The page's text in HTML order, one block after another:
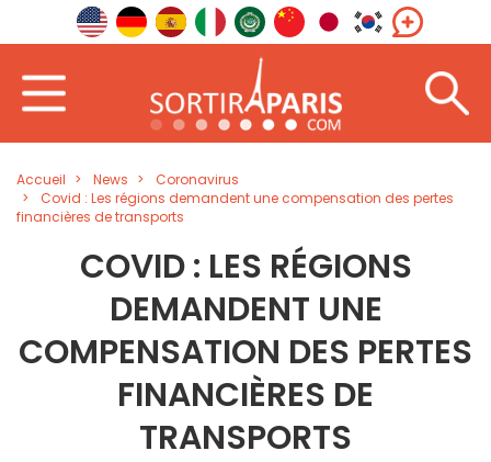
Accueil News
Coronavirus
Covid : Les régions demandent une compensation des pertes
financières de transports
COVID : LES RÉGIONS
DEMANDENT UNE
COMPENSATION DES PERTES
FINANCIÈRES DE
TRANSPORTS